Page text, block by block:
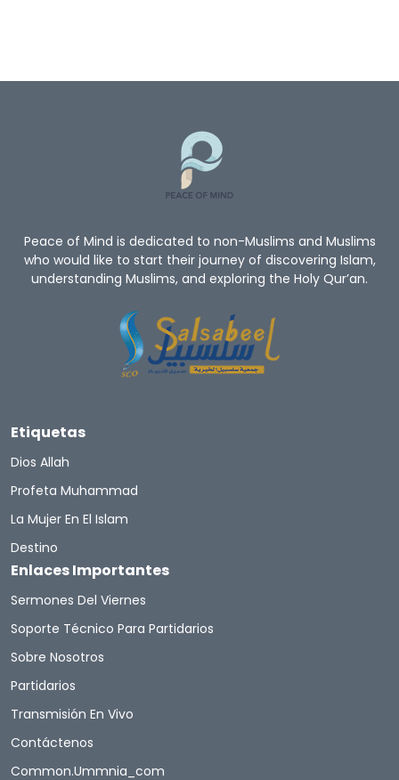
Peace of Mind is dedicated to non-Muslims and Muslims
who would like to start their journey of discovering Islam,
understanding Muslims, and exploring the Holy Qur’an.
Etiquetas
Dios Allah
Profeta Muhammad
La Mujer En El Islam
Destino
Enlaces Importantes
Sermones Del Viernes
Soporte Técnico Para Partidarios
Sobre Nosotros
Partidarios
Transmisión En Vivo
Contáctenos
Common.ummnia_com